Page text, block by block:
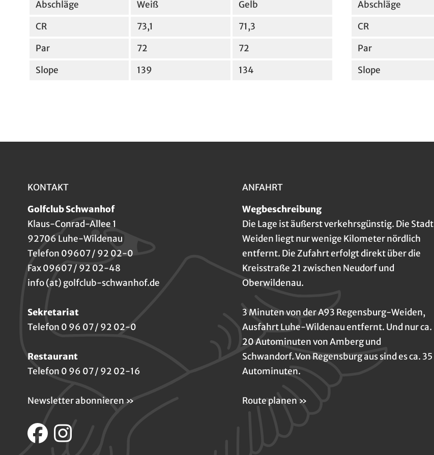
Abschläge Weiß
Gelb
CR
73,1
71,3
Par
72
72
Slope
139 134
Abschläge
CR
Par
Slope
KONTAKT
Golfclub Schwanhof
Klaus-Conrad-Allee 1
92706 Luhe-Wildenau
Telefon 09607 / 92 02-0
Fax 09607 / 92 02-48
info (at) golfclub-schwanhof.de
Sekretariat
Telefon 0 96 07 / 92 02-0
Restaurant
Telefon 0 96 07 / 92 02-16
Newsletter abonnieren »
ANFAHRT
Wegbeschreibung
Die Lage ist äußerst verkehrsgünstig. Die Stadt
Weiden liegt nur wenige Kilometer nördlich
entfernt. Die Zufahrt erfolgt direkt über die
Kreisstraße 21 zwischen Neudorf und
Oberwildenau.
3 Minuten von der A93 Regensburg-Weiden,
Ausfahrt Luhe-Wildenau entfernt. Und nur ca.
20 Autominuten von Amberg und
Schwandorf. Von Regensburg aus sind es ca. 35
Autominuten.
Route planen »